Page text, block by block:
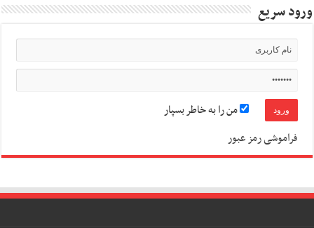
ورود سریع
من را به خاطر بسپار
فراموشی رمز عبور